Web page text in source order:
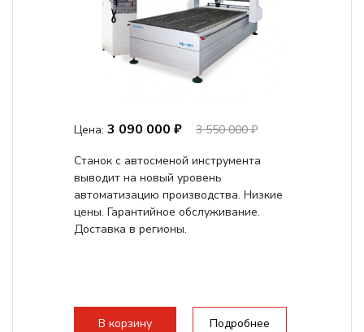
Цена: 3 090 000 ₽
3 550 000 ₽
Станок с автосменой инструмента
выводит на новый уровень
автоматизацию производства. Низкие
цены. Гарантийное обслуживание.
Доставка в регионы.
В корзину Подробнее